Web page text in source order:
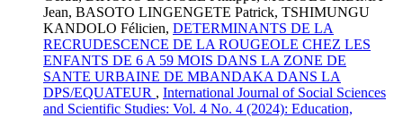
Jean, BASOTO LINGENGETE Patrick, TSHIMUNGU
KANDOLO Félicien, DETERMINANTS DE LA
RECRUDESCENCE DE LA ROUGEOLE CHEZ LES
ENFANTS DE 6 A 59 MOIS DANS LA ZONE DE
SANTE URBAINE DE MBANDAKA DANS LA
DPS/EQUATEUR , International Journal of Social Sciences
and Scientific Studies: Vol. 4 No. 4 (2024): Education,